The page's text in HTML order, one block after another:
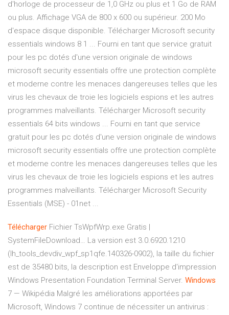
d'horloge de processeur de 1,0 GHz ou plus et 1 Go de RAM
ou plus. Affichage VGA de 800 x 600 ou supérieur. 200 Mo
d'espace disque disponible. Télécharger Microsoft security
essentials windows 8 1 ... Fourni en tant que service gratuit
pour les pc dotés d'une version originale de windows
microsoft security essentials offre une protection complète
et moderne contre les menaces dangereuses telles que les
virus les chevaux de troie les logiciels espions et les autres
programmes malveillants. Télécharger Microsoft security
essentials 64 bits windows ... Fourni en tant que service
gratuit pour les pc dotés d'une version originale de windows
microsoft security essentials offre une protection complète
et moderne contre les menaces dangereuses telles que les
virus les chevaux de troie les logiciels espions et les autres
programmes malveillants. Télécharger Microsoft Security
Essentials (MSE) - 01net ...
Télécharger Fichier TsWpfWrp.exe Gratis |
SystemFileDownload… La version est 3.0.6920.1210
(lh_tools_devdiv_wpf_sp1qfe.140326-0902), la taille du fichier
est de 35480 bits, la description est Enveloppe d'impression
Windows Presentation Foundation Terminal Server. Windows
7 — Wikipédia Malgré les améliorations apportées par
Microsoft, Windows 7 continue de nécessiter un antivirus :